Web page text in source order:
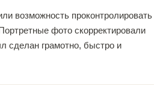
возможность проконтролировать
фото скорректировали
сделан грамотно, быстро и